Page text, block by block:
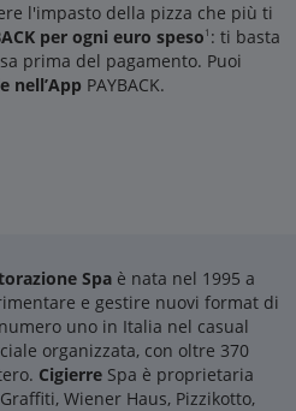
l'impasto della pizza che più ti
per ogni euro speso1 : ti basta
prima del pagamento. Puoi
nell’App PAYBACK.
Spa è nata nel 1995 a
e gestire nuovi format di
uno in Italia nel casual
organizzata, con oltre 370
Cigierre Spa è proprietaria
Wiener Haus, Pizzikotto,